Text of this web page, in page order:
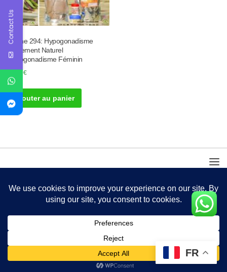
Tisane 294: Hypogonadisme
Traitement Naturel
Hypogonadisme Féminin
30.00€
Ajouter au panier
FR
Contact Us